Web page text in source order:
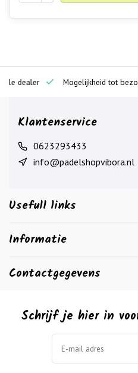
dealer Mogelijkheid tot
Klantenservice
0623293433
info@padelshopvibora.nl
Usefull links
Informatie
Contactgegevens
Schrijf je hier in